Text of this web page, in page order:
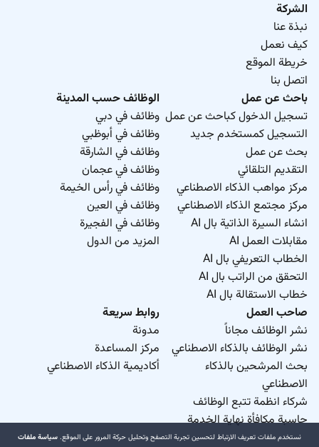
الشركة
نبذة عنا
كيف نعمل
خريطة الموقع
اتصل بنا
باحث عن عمل
تسجيل الدخول كباحث عن عمل
التسجيل كمستخدم جديد
بحث عن عمل
التقديم التلقائي
مركز مواهب الذكاء الاصطناعي
مركز مجتمع الذكاء الاصطناعي
انشاء السيرة الذاتية بال AI
مقابلات العمل AI
الخطاب التعريفي بال AI
التحقق من الراتب بال AI
خطاب الاستقالة بال AI
الوظائف حسب المدينة
وظائف في دبي
وظائف في أبوظبي
وظائف في الشارقة
وظائف في عجمان
وظائف في رأس الخيمة
وظائف في العين
وظائف في الفجيرة
المزيد من الدول
صاحب العمل
نشر الوظائف مجاناً
نشر الوظائف بالذكاء الاصطناعي
بحث المرشحين بالذكاء
الاصطناعي
شركاء انظمة تتبع الوظائف
حاسبة مكافأة نهاية الخدمة
روابط سريعة
مدونة
مركز المساعدة
أكاديمية الذكاء الاصطناعي
نستخدم ملفات تعريف الارتباط لتحسين تجربة التصفح وتحليل حركة المرور على الموقع. سياسة ملفات